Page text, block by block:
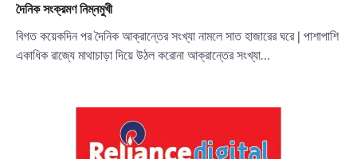
দৈনিক সংক্রমণ নিম্নমুখী
বিগত কয়েকদিন পর দৈনিক আক্রান্তের সংখ্যা নামলে সাত হাজারের ঘরে | পাশাপাশি
একাধিক রাজ্যে মাথাচাড়া দিয়ে উঠল করোনা আক্রান্তের সংখ্যা…